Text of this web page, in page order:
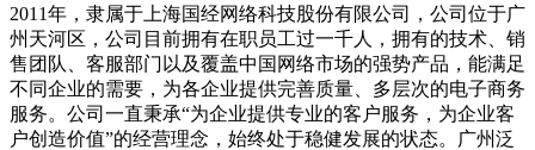
2011年，隶属于上海国经网络科技股份有限公司，公司位于广
州天河区，公司目前拥有在职员工过一千人，拥有的技术、销
售团队、客服部门以及覆盖中国网络市场的强势产品，能满足
不同企业的需要，为各企业提供完善质量、多层次的电子商务
服务。公司一直秉承“为企业提供专业的客户服务，为企业客
户创造价值”的经营理念，始终处于稳健发展的状态。广州泛